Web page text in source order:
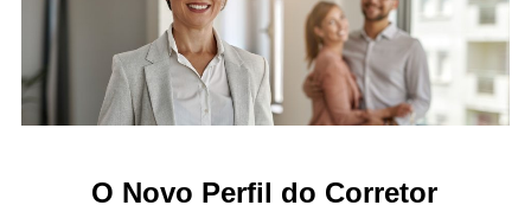
O Novo Perfil do Corretor